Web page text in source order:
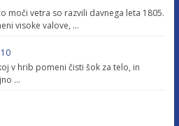
moči vetra so razvili davnega leta 1805.
visoke valove, …
v hrib pomeni čisti šok za telo, in
…